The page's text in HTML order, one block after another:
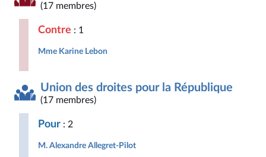
(17 membres)
Contre : 1
Mme Karine Lebon
Union des droites pour la République
(17 membres)
Pour : 2
M. Alexandre Allegret-Pilot